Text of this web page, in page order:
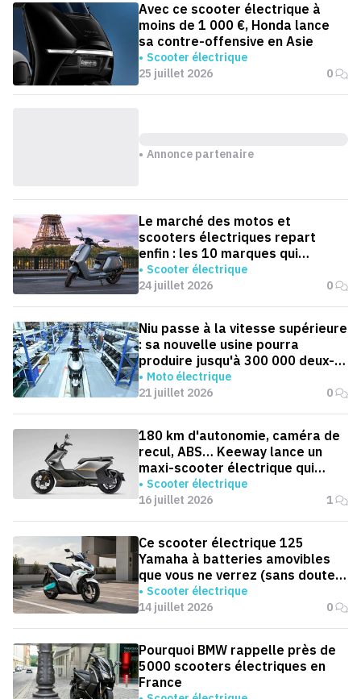
Avec ce scooter électrique à
moins de 1 000 €, Honda lance
sa contre-offensive en Asie
Scooter électrique
25 juillet 2026
0
Annonce partenaire
Le marché des motos et
scooters électriques repart
enfin : les 10 marques qui
dominent la France
Scooter électrique
24 juillet 2026
0
Niu passe à la vitesse supérieure
: sa nouvelle usine pourra
produire jusqu'à 300 000 deux-
roues électriques par an
Moto électrique
21 juillet 2026
0
180 km d'autonomie, caméra de
recul, ABS… Keeway lance un
maxi-scooter électrique qui
défie le BMW CE 04
Scooter électrique
16 juillet 2026
1
Ce scooter électrique 125
Yamaha à batteries amovibles
que vous ne verrez (sans doute)
jamais en Europe
Scooter électrique
14 juillet 2026
0
Pourquoi BMW rappelle près de
5000 scooters électriques en
France